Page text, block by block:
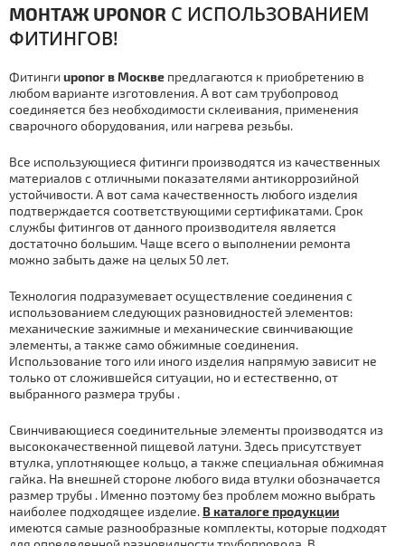
МOНТАЖ UPONOR С ИСПОЛЬЗОВАНИЕМ
ФИТИНГОВ!
Фитинги uponor в Москве предлагаются к приобретению в
любом варианте изготовления. А вот сам тpубопровод
соединяется без необходимости склеивания, применения
сварочного оборудования, или нагрева резьбы.
Все использующиеся фитинги производятся из качественных
материалов с отличными показателями антикоррозийной
устойчивости. А вот сама качественность любого изделия
подтверждается соответствующими сертификатами. Срок
службы фитингов от данного производителя является
достаточно большим. Чаще всего о выполнении ремонта
можно забыть даже на целых 50 лет.
Технология подразумевает осуществление соединения с
использованием следующих разновидностей элементов:
механические зажимные и механические свинчивающие
элементы, а также само обжимные соединения.
Использование того или иного изделия напрямую зависит не
только от сложившейся ситуации, но и естественно, от
выбранного размера тpубы .
Свинчивающиеся соединительные элементы производятся из
высококачественной пищевой латуни. Здесь присутствует
втулка, уплотняющее кольцо, а также специальная обжимная
гайка. На внешней стороне любого вида втулки обозначается
размер тpубы . Именно поэтому без проблем можно выбрать
наиболее подходящее изделие. В каталоге продукции
имеются самые разнообразные комплекты, которые подходят